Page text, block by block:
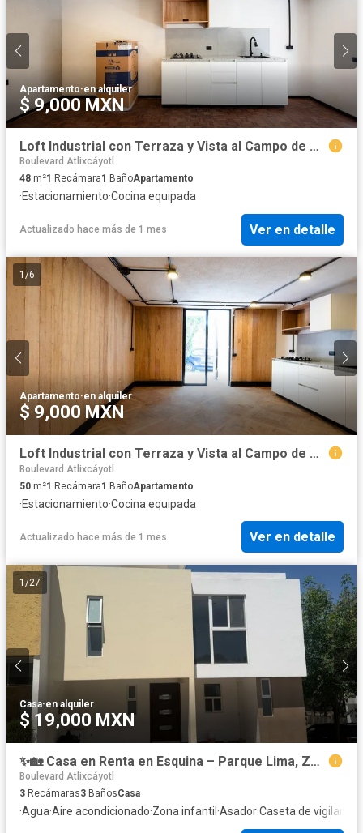
Apartamento·en alquiler
$ 9,000 MXN
Loft Industrial con Terraza y Vista al Campo de Golf Campestre 2
Boulevard Atlixcáyotl
48 m²1 Recámara1 BañoApartamento
·Estacionamiento·Cocina equipada
Actualizado hace más de 1 mes Ver en detalle
1 /6
Apartamento·en alquiler
$ 9,000 MXN
Loft Industrial con Terraza y Vista al Campo de Golf Campestre 3
Boulevard Atlixcáyotl
50 m²1 Recámara1 BañoApartamento
·Estacionamiento·Cocina equipada
Actualizado hace más de 1 mes Ver en detalle
1 /27
Casa·en alquiler
$ 19,000 MXN
✨🏡 Casa en Renta en Esquina – Parque Lima, Zona Azul 🏡✨
Boulevard Atlixcáyotl
3 Recámaras3 BañosCasa
·Agua·Aire acondicionado·Zona infantil ·Asador·Caseta de vigilancia